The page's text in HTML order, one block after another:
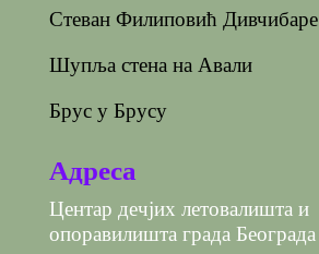
Стеван Филиповић Дивчибаре
Шупља стена на Авали
Брус у Брусу
Адреса
Центар дечјих летовалишта и
опоравилишта града Београда